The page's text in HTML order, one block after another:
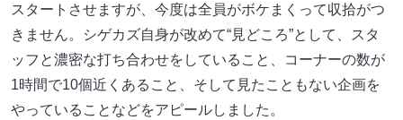
スタートさせますが、今度は全員がボケまくって収拾がつ
きません。シゲカズ自身が改めて“見どころ”として、スタ
ッフと濃密な打ち合わせをしていること、コーナーの数が
1時間で10個近くあること、そして見たこともない企画を
やっていることなどをアピールしました。